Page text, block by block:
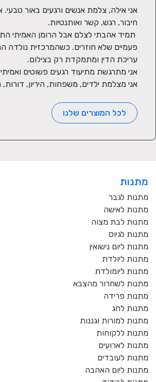
אני מצלמת ילדים, משפחות, היריון, דורות, ניובורן, לידה, 48
לכל המוצרים שלנו
מתנות
מתנות לגבר
מתנות לאישה
מתנות לבת מצוה
מתנות לגיוס
מתנות ליום נישואין
מתנות ליולדת
מתנות ליומולדת
מתנות לשחרור מהצבא
מתנות פרידה
מתנות לחג
מתנות למורות וגננות
מתנות ללקוחות
מתנות לארועים
מתנות לעובדים
מתנות ליום האהבה